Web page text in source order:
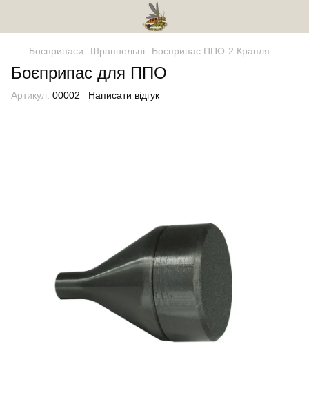
Боєприпаси Шрапнельні Боєприпас ППО-2 Крапля
Боєприпас для ППО
Артикул: 00002 Написати відгук